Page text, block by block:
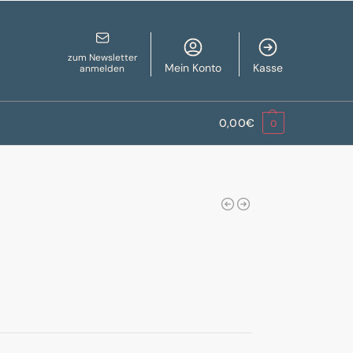
zum Newsletter
anmelden
Mein Konto Kasse
0,00€ 0